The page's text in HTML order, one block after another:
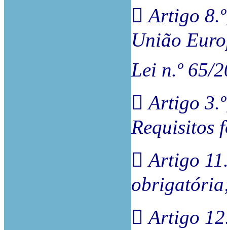
 Artigo
União
Lei n.º 65/
 Artigo
Requisitos
 Artigo
 Artigo